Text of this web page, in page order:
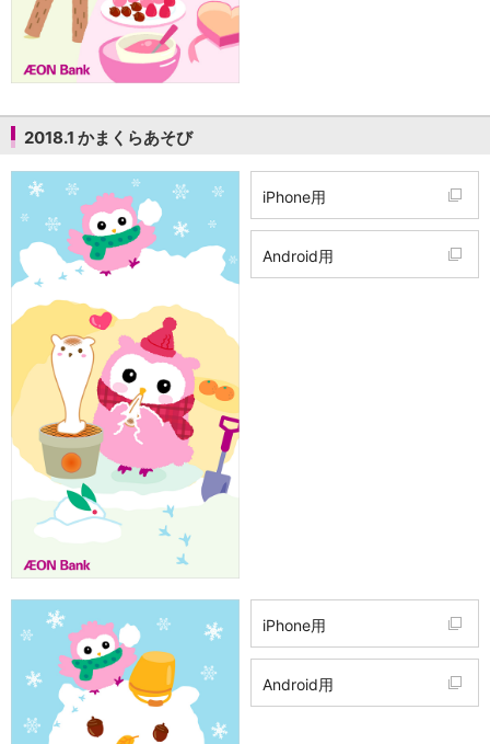
2018.1 かまくらあそび
iPhone用
Android用
iPhone用
Android用